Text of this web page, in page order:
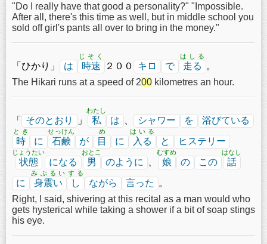
"Do I really have that good a personality?" "Impossible.
After all, there's this time as well, but in middle school you
sold off girl's pants all over to bring in the money."
「ひかり」 は 時速
じそく
２００ キロ で 走る
はしる
。
The Hikari runs at a speed of 200 kilometres an hour.
「 そのとおり 」 私
わたし
は シャワー を 浴びている
時
とき
に 石鹸
せっけん
が 目
め
に 入る
はいる
と ヒステリー
状態
じょうたい
になる 男
おとこ
のように 娘
むすめ
の この 話
はなし
に 身震い
みぶるい
し
する
ながら 言った
。
Right, I said, shivering at this recital as a man would who
gets hysterical while taking a shower if a bit of soap stings
his eye.